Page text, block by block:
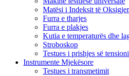
Matësi i Indeksit të
Furra e tharjes
Furra e plakjes
Kutia e temperaturës dhe
Stroboskop
Testues i prishjes së
Instrumente Mjekësore
Testues i transmetimit